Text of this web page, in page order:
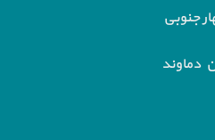
جنوبی
دماوند